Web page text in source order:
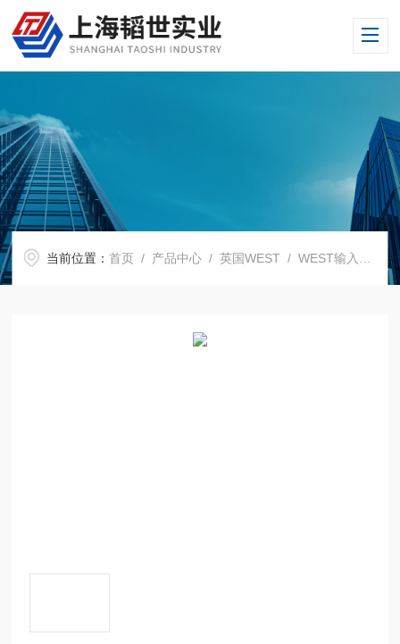
当前位置：首页 / 产品中心 /英国WEST /WEST输入卡 /